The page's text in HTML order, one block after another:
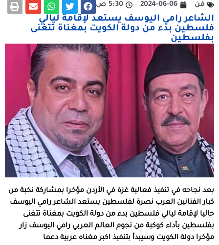
فن 2024-06-06 5:30 ص
الشاعر رامي اليوسف يستعد لإقامة ليالي
فلسطين بدء من دولة الكويت بمغناة تتغنى
بفلسطين
بعد نجاحه في تنفيذ فعالية غزة في الأردن مؤخرا بمشاركة نخبة من
كبار الفنانين العرب نصرة لفلسطين يستعد الشاعر رامي اليوسف
حاليا لإقامة ليالي فلسطين بدء من دولة الكويت بمغناة تتغنى
بفلسطين بأداء كوكبة من نجوم العالم العربي رامي اليوسف زار
مؤخرا دولة الكويت وسيبدأ بتنفيذ اكبر مغناه عربية دعما